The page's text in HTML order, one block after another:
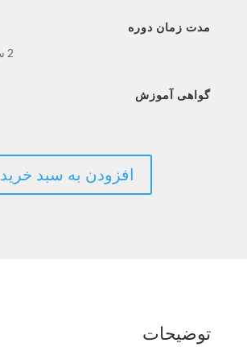
مدت زمان دوره
2 ساعت و 42 دقیقه
گواهی آموزش
افزودن به سبد خرید
توضیحات